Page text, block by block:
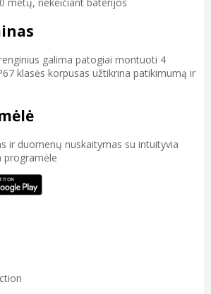
galima patogiai montuoti 4
klasės korpusas užtikrina patikimumą ir
ir duomenų nuskaitymas su intuityvia
programėle